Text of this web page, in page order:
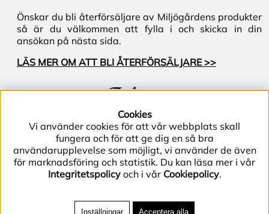
Önskar du bli återförsäljare av Miljögårdens produkter
så är du välkommen att fylla i och skicka in din
ansökan på nästa sida.
LÄS MER OM ATT BLI ÅTERFÖRSÄLJARE >>
Följ oss
Telefon (+46) 40–40 86 40 | E-post
info@miljogarden.com
| Bolagsgatan 2, 233 51
Cookies
Vi använder cookies för att vår webbplats skall
fungera och för att ge dig en så bra
användarupplevelse som möjligt, vi använder de även
för marknadsföring och statistik. Du kan läsa mer i vår
Integritetspolicyoch i vår Cookiepolicy.
Inställningar Acceptera alla